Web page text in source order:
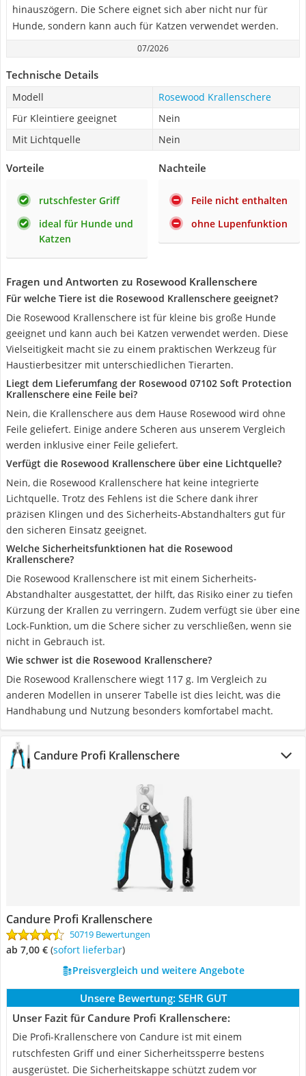
hinauszögern. Die Schere eignet sich aber nicht nur für
Hunde, sondern kann auch für Katzen verwendet werden.
07/2026
Technische Details
Modell
Rosewood Krallenschere
Für Kleintiere geeignet
Nein
Mit Lichtquelle
Nein
Vorteile
rutschfester Griff
ideal für Hunde und
Katzen
Nachteile
Feile nicht enthalten
ohne Lupenfunktion
Fragen und Antworten zu Rosewood Krallenschere
Für welche Tiere ist die Rosewood Krallenschere geeignet?
Die Rosewood Krallenschere ist für kleine bis große Hunde
geeignet und kann auch bei Katzen verwendet werden. Diese
Vielseitigkeit macht sie zu einem praktischen Werkzeug für
Haustierbesitzer mit unterschiedlichen Tierarten.
Liegt dem Lieferumfang der Rosewood 07102 Soft Protection
Krallenschere eine Feile bei?
Nein, die Krallenschere aus dem Hause Rosewood wird ohne
Feile geliefert. Einige andere Scheren aus unserem Vergleich
werden inklusive einer Feile geliefert.
Verfügt die Rosewood Krallenschere über eine Lichtquelle?
Nein, die Rosewood Krallenschere hat keine integrierte
Lichtquelle. Trotz des Fehlens ist die Schere dank ihrer
präzisen Klingen und des Sicherheits-Abstandhalters gut für
den sicheren Einsatz geeignet.
Welche Sicherheitsfunktionen hat die Rosewood
Krallenschere?
Die Rosewood Krallenschere ist mit einem Sicherheits-
Abstandhalter ausgestattet, der hilft, das Risiko einer zu tiefen
Kürzung der Krallen zu verringern. Zudem verfügt sie über eine
Lock-Funktion, um die Schere sicher zu verschließen, wenn sie
nicht in Gebrauch ist.
Wie schwer ist die Rosewood Krallenschere?
Die Rosewood Krallenschere wiegt 117 g. Im Vergleich zu
anderen Modellen in unserer Tabelle ist dies leicht, was die
Handhabung und Nutzung besonders komfortabel macht.
Candure Profi Krallenschere
Candure Profi Krallenschere
50719 Bewertungen
ab 7,00 € ( Sofort lieferbar)
Preisvergleich und weitere Angebote
Unsere Bewertung: SEHR GUT
Unser Fazit für Candure Profi Krallenschere:
Die Profi-Krallenschere von Candure ist mit einem
rutschfesten Griff und einer Sicherheitssperre bestens
ausgerüstet. Die Sicherheitskappe schützt zudem vor